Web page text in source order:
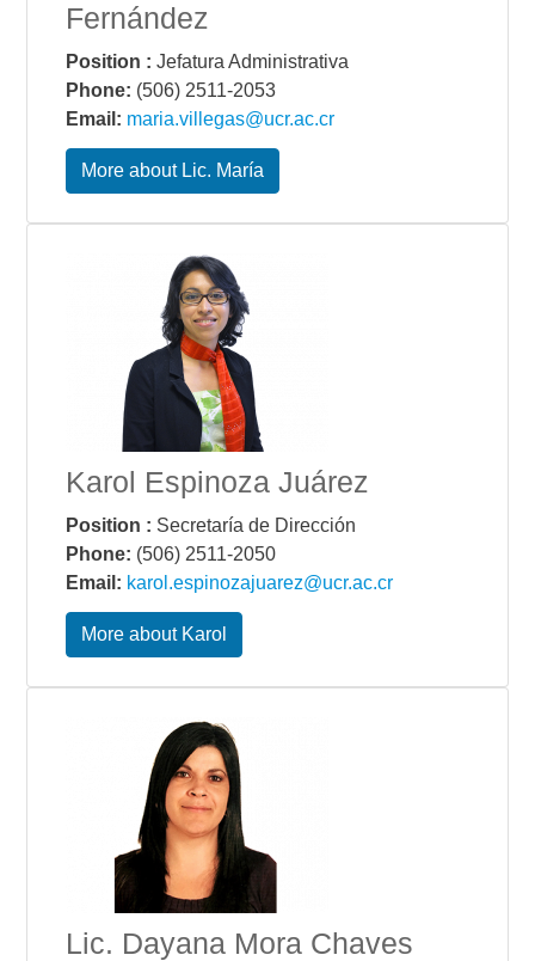
Fernández
Position : Jefatura Administrativa
Phone: (506) 2511-2053
Email: maria.villegas@ucr.ac.cr
More about Lic. María
Karol Espinoza Juárez
Position : Secretaría de Dirección
Phone: (506) 2511-2050
Email: karol.espinozajuarez@ucr.ac.cr
More about Karol
Lic. Dayana Mora Chaves